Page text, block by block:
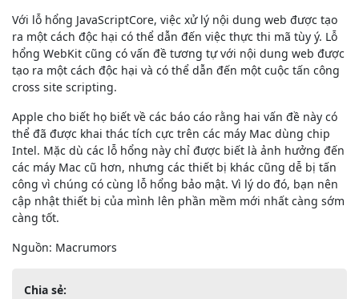
Với lỗ hổng JavaScriptCore, việc xử lý nội dung web được tạo
ra một cách độc hại có thể dẫn đến việc thực thi mã tùy ý. Lỗ
hổng WebKit cũng có vấn đề tương tự với nội dung web được
tạo ra một cách độc hại và có thể dẫn đến một cuộc tấn công
cross site scripting.
Apple cho biết họ biết về các báo cáo rằng hai vấn đề này có
thể đã được khai thác tích cực trên các máy Mac dùng chip
Intel. Mặc dù các lỗ hổng này chỉ được biết là ảnh hưởng đến
các máy Mac cũ hơn, nhưng các thiết bị khác cũng dễ bị tấn
công vì chúng có cùng lỗ hổng bảo mật. Vì lý do đó, bạn nên
cập nhật thiết bị của mình lên phần mềm mới nhất càng sớm
càng tốt.
Nguồn: Macrumors
Chia sẻ: